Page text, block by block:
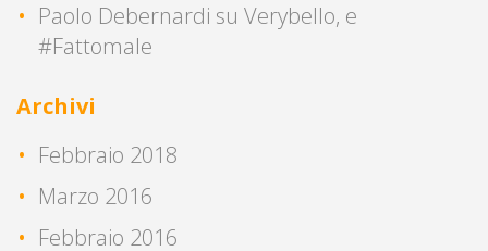
Paolo Debernardi su Verybello, e
#Fattomale
Archivi
Febbraio 2018
Marzo 2016
Febbraio 2016